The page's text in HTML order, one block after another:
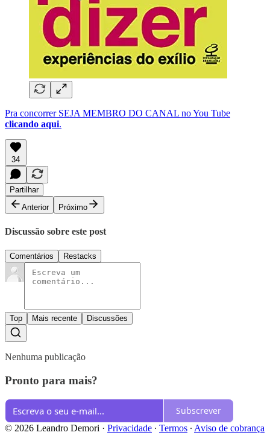
Pra concorrer SEJA MEMBRO DO CANAL no You Tube
clicando aqui.
34
Partilhar
Anterior
Próximo
Discussão sobre este post
Comentários Restacks
Top Mais recente Discussões
Nenhuma publicação
Pronto para mais?
Subscrever
© 2026 Leandro Demori · Privacidade ∙ Termos ∙ Aviso de cobrança